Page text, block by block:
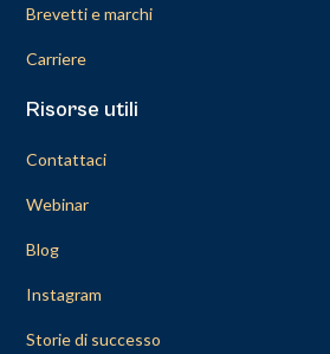
Brevetti e marchi
Carriere
Risorse utili
Contattaci
Webinar
Blog
Instagram
Storie di successo